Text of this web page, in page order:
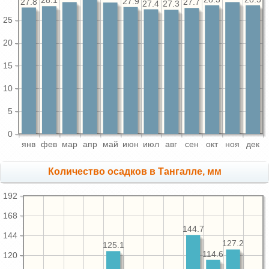
янв фев мар апр май июн июл авг сен окт ноя дек
0
5
10
15
20
25
27.7
27.3
27.4
27.8
Количество осадков в Тангалле, мм
120
144
168
192
127.2
114.6
144.7
125.1